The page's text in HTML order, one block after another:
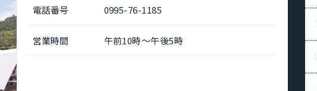
電話番号 0995-76-1185
営業時間 午前10時～午後5時